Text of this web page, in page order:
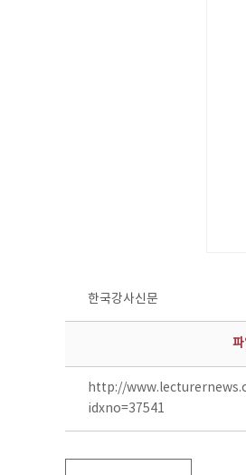
한국강사신문
파
http://
idxno=37541